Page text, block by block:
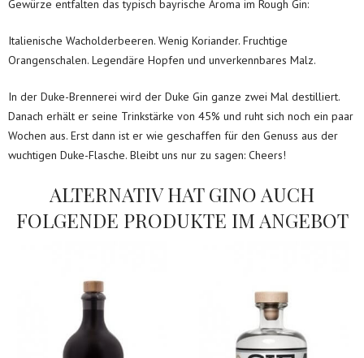
Gewürze entfalten das typisch bayrische Aroma im Rough Gin:
Italienische Wacholderbeeren. Wenig Koriander. Fruchtige
Orangenschalen. Legendäre Hopfen und unverkennbares Malz.
In der Duke-Brennerei wird der Duke Gin ganze zwei Mal destilliert.
Danach erhält er seine Trinkstärke von 45% und ruht sich noch ein paar
Wochen aus. Erst dann ist er wie geschaffen für den Genuss aus der
wuchtigen Duke-Flasche. Bleibt uns nur zu sagen: Cheers!
ALTERNATIV HAT GINO AUCH
FOLGENDE PRODUKTE IM ANGEBOT